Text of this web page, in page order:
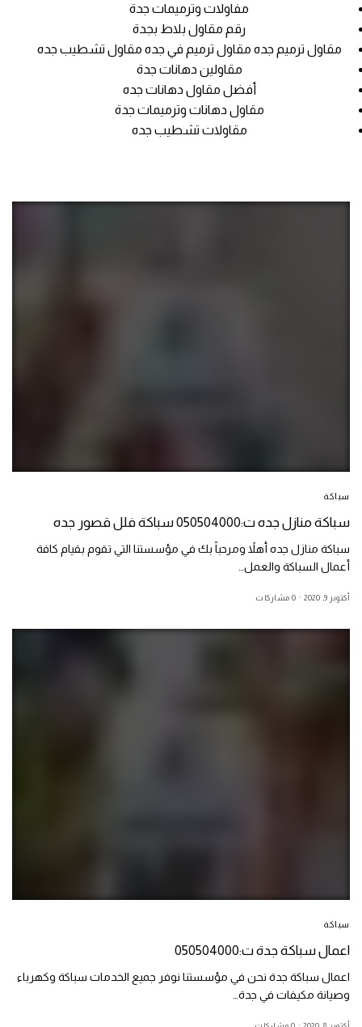
مفاولات وترميمات جدة
رقم مقاول بلاط بجدة
مقاول ترميم جده مقاول ترميم في جده مقاول تشطيب جده
مقاولين دهانات جدة
أفضل مقاول دهانات جده
مقاول دهانات وترميمات جدة
مقاولات تشطيب جده
سباكة
سباكة منازل جده ت:050504000 سباكة فلل قصور جده
سباكة منازل جده أهلاً ومرحباً بك في مؤسستنا التي تقوم بقيام كافة
أعمال السباكة والعمل…
أكتوبر 9, 2020 0 مشاركات
سباكة
اعمال سباكة جدة ت:050504000
اعمال سباكة جدة نحن في مؤسستنا نوفر جميع الخدمات سباكة وكھرباء
وصيانة مكيفات في جدة…